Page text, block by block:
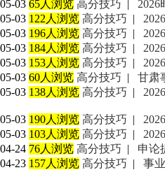
05-03 65人浏览 高分技巧
05-03 122人浏览 高分技巧 |
05-03 196人浏览 高分技巧 |
05-03 184人浏览 高分技巧 |
05-03 153人浏览 高分技巧 |
05-03 60人浏览 高分技巧 |
甘肃
05-03 138人浏览 高分技巧 |
05-03 190人浏览 高分技巧 |
05-03 103人浏览 高分技巧 |
04-24 76人浏览 高分技巧 |
申论
04-23 157人浏览 高分技巧 |
事